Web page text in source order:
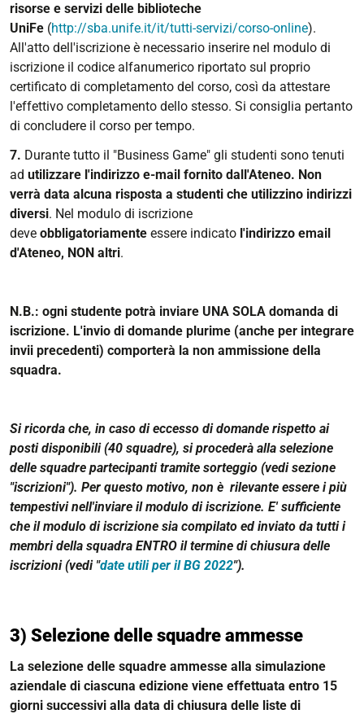
risorse e servizi delle biblioteche
UniFe (http://sba.unife.it/it/tutti-servizi/corso-online).
All'atto dell'iscrizione è necessario inserire nel modulo di
iscrizione il codice alfanumerico riportato sul proprio
certificato di completamento del corso, così da attestare
l'effettivo completamento dello stesso. Si consiglia pertanto
di concludere il corso per tempo.
7. Durante tutto il "Business Game" gli studenti sono tenuti
ad utilizzare l'indirizzo e-mail fornito dall'Ateneo. Non
verrà data alcuna risposta a studenti che utilizzino indirizzi
diversi. Nel modulo di iscrizione
deve obbligatoriamente essere indicato l'indirizzo email
d'Ateneo, NON altri.
N.B.: ogni studente potrà inviare UNA SOLA domanda di
iscrizione. L'invio di domande plurime (anche per integrare
invii precedenti) comporterà la non ammissione della
squadra.
Si ricorda che, in caso di eccesso di domande rispetto ai
posti disponibili (40 squadre), si procederà alla selezione
delle squadre partecipanti tramite sorteggio (vedi sezione
"iscrizioni"). Per questo motivo, non è rilevante essere i più
tempestivi nell'inviare il modulo di iscrizione. E' sufficiente
che il modulo di iscrizione sia compilato ed inviato da tutti i
membri della squadra ENTRO il termine di chiusura delle
iscrizioni (vedi "date utili per il BG 2022").
3) Selezione delle squadre ammesse
La selezione delle squadre ammesse alla simulazione
aziendale di ciascuna edizione viene effettuata entro 15
giorni successivi alla data di chiusura delle liste di